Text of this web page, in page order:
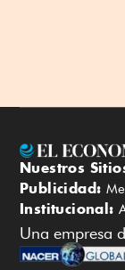
Nuestros
Publicidad:
Institucional:
Una empresa